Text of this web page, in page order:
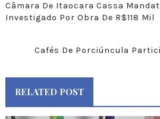
Câmara De Itaocara Cassa
Investigado Por Obra De R$118 Mil
Cafés De Porciúncula
RELATED POST